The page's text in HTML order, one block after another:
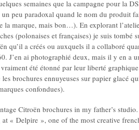
semaines que la campagne pour la
peu paradoxal quand le nom du produit
la marque, mais bon…). En explorant
(polonaises et françaises) je suis tombé
qu’il a créés ou auxquels il a collaboré
J’en ai photographié deux, mais il y en a
été étonné par leur liberté
brochures ennuyeuses sur papier glacé
confondues).
Citroën brochures in my father’s
« Delpire », one of the most creative